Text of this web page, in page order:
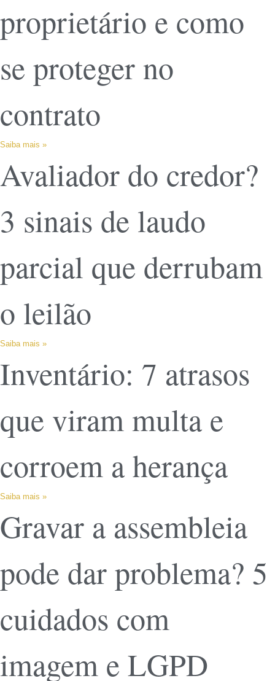
proprietário e como
se proteger no
contrato
Saiba mais »
Avaliador do credor?
3 sinais de laudo
parcial que derrubam
o leilão
Saiba mais »
Inventário: 7 atrasos
que viram multa e
corroem a herança
Saiba mais »
Gravar a assembleia
pode dar problema? 5
cuidados com
imagem e LGPD